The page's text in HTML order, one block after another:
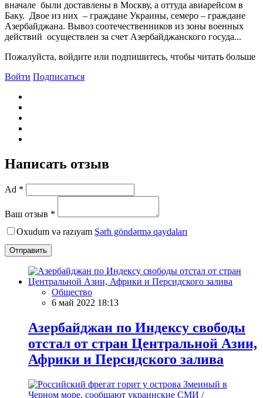
вначале были доставлены в Москву, а оттуда авиарейсом в
Баку. Двое из них – граждане Украины, семеро – граждане
Азербайджана. Вывоз соотечественников из зоны военных
действий осуществлен за счет Азербайджанского госуда...
Пожалуйста, войдите или подпишитесь, чтобы читать больше
Войти Подписаться
Написать отзыв
Ad *
Ваш отзыв *
Oxudum və razıyam Şərh göndərmə qaydaları
Отправить
Общество
6 май 2022 18:13
Азербайджан по Индексу свободы
отстал от стран Центральной Азии,
Африки и Персидского залива